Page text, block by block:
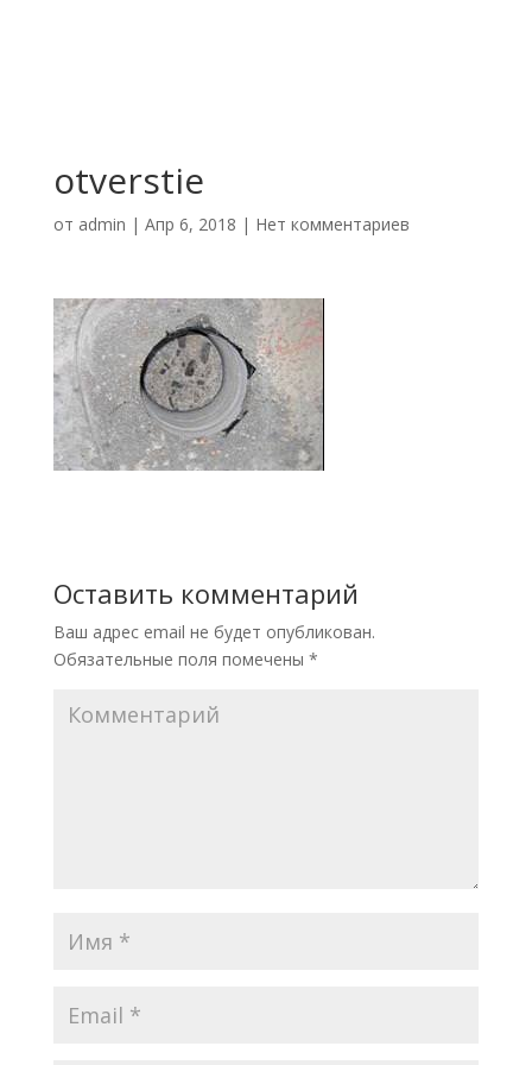
otverstie
от admin | Апр 6, 2018 | Нет комментариев
Оставить комментарий
Ваш адрес email не будет опубликован.
Обязательные поля помечены *